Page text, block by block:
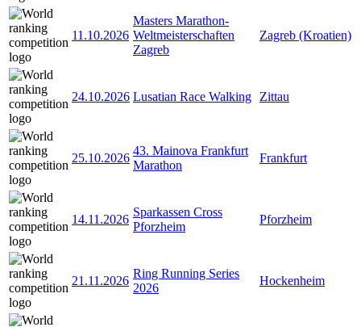
11.10.2026
Masters Marathon-
Weltmeisterschaften
Zagreb
Zagreb (Kroatien)
24.10.2026 Lusatian Race Walking Zittau
25.10.2026
43. Mainova Frankfurt
Marathon
Frankfurt
14.11.2026
Sparkassen Cross
Pforzheim
Pforzheim
21.11.2026
Ring Running Series
2026
Hockenheim